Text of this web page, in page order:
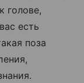
голове,
есть
поза